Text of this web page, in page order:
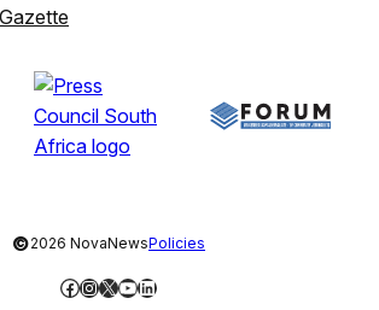
©2026 NovaNewsPolicies
Facebook
Instagram
X YouTube
LinkedIn